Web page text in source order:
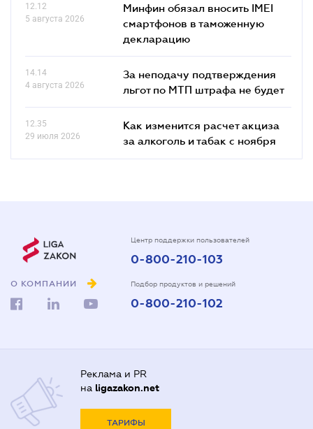
12.12
5 августа 2026
Минфин обязал вносить IMEI
смартфонов в таможенную
декларацию
14.14
4 августа 2026
За неподачу подтверждения
льгот по МТП штрафа не будет
12.35
29 июля 2026
Как изменится расчет акциза
за алкоголь и табак с ноября
О КОМПАНИИ
Центр поддержки пользователей
0-800-210-103
Подбор продуктов и решений
0-800-210-102
Реклама и PR
на ligazakon.net
ТАРИФЫ